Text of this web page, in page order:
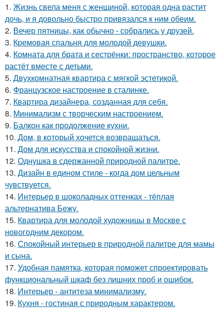
1. Жизнь свела меня с женщиной, которая одна растит
дочь, и я довольно быстро привязался к ним обеим.
2. Вечер пятницы, как обычно - собрались у друзей.
3. Кремовая спальня для молодой девушки.
4. Комната для брата и сестрёнки: пространство, которое
растёт вместе с детьми.
5. Двухкомнатная квартира с мягкой эстетикой.
6. Французское настроение в сталинке.
7. Квартира дизайнера, созданная для себя.
8. Минимализм с творческим настроением.
9. Балкон как продолжение кухни.
10. Дом, в который хочется возвращаться.
11. Дом для искусства и спокойной жизни.
12. Однушка в сдержанной природной палитре.
13. Дизайн в едином стиле - когда дом цельным
чувствуется.
14. Интерьер в шоколадных оттенках - тёплая
альтернатива Бежу.
15. Квартира для молодой художницы в Москве с
новогодним декором.
16. Спокойный интерьер в природной палитре для мамы
и сына.
17. Удобная памятка, которая поможет спроектировать
функциональный шкаф без лишних проб и ошибок.
18. Интерьер - антитеза минимализму.
19. Кухня - гостиная с природным характером.